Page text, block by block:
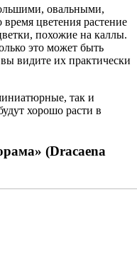
овальными,
цветения растение
похожие на каллы.
это может быть
видите их практически
так и
хорошо расти в
(Dracaena